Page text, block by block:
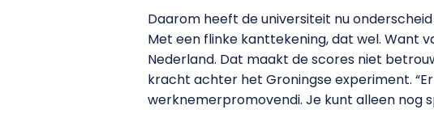
Daarom heeft de universiteit nu
Met een flinke kanttekening, dat wel. Want
Nederland. Dat maakt de scores niet
kracht achter het Groningse experiment.
werknemerpromovendi. Je kunt alleen nog